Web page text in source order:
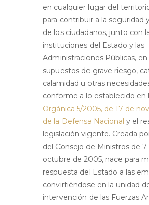
en cualquier lugar del
para contribuir a la seguridad
de los ciudadanos, junto con
instituciones del Estado y las
Administraciones Públicas, en
supuestos de grave riesgo,
calamidad u otras
conforme a lo establecido en
Orgánica 5/2005, de 17 de
de la Defensa Nacional y el
legislación vigente. Creada
del Consejo de Ministros de 7
octubre de 2005, nace para
respuesta del Estado a las
convirtiéndose en la unidad
intervención de las Fuerzas